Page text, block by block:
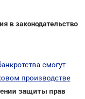
в законодательство
смогут
производстве
защиты прав